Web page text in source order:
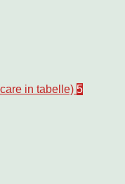
in tabelle) 5